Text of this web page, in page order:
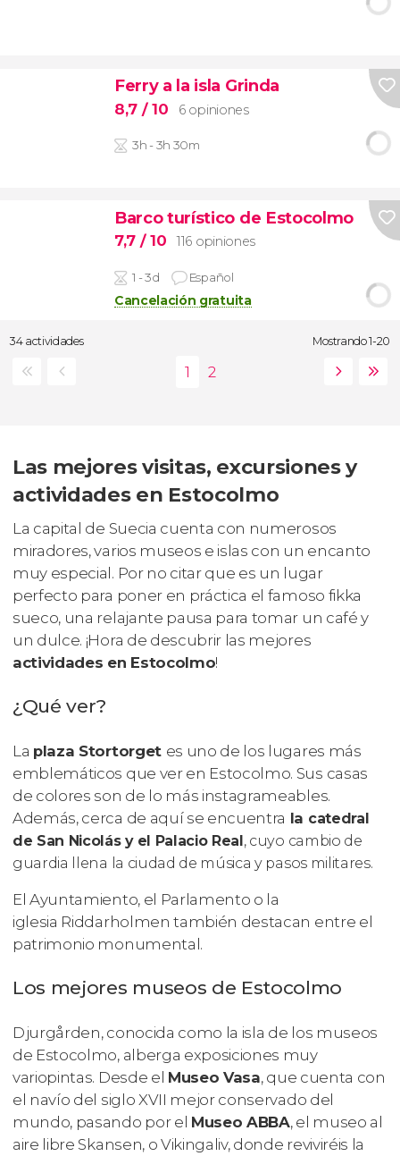
Ferry a la isla Grinda
8,7 / 10 6 opiniones
3h - 3h 30m
Barco turístico de Estocolmo
7,7 / 10 116 opiniones
1 - 3d Español
Cancelación gratuita
34 actividades Mostrando 1-20
Las mejores visitas, excursiones y
actividades en Estocolmo
La capital de Suecia cuenta con numerosos
miradores, varios museos e islas con un encanto
muy especial. Por no citar que es un lugar
perfecto para poner en práctica el famoso fikka
sueco, una relajante pausa para tomar un café y
un dulce. ¡Hora de descubrir las mejores
actividades en Estocolmo!
¿Qué ver?
La plaza Stortorget es uno de los lugares más
emblemáticos que ver en Estocolmo. Sus casas
de colores son de lo más instagrameables.
Además, cerca de aquí se encuentra la catedral
de San Nicolás y el Palacio Real, cuyo cambio de
guardia llena la ciudad de música y pasos militares.
El Ayuntamiento, el Parlamento o la
iglesia Riddarholmen también destacan entre el
patrimonio monumental.
Los mejores museos de Estocolmo
Djurgården, conocida como la isla de los museos
de Estocolmo, alberga exposiciones muy
variopintas. Desde el Museo Vasa, que cuenta con
el navío del siglo XVII mejor conservado del
mundo, pasando por el Museo ABBA, el museo al
aire libre Skansen, o Vikingaliv, donde reviviréis la